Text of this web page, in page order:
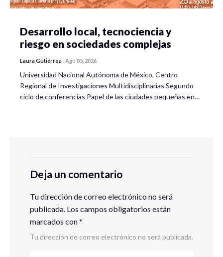
Desarrollo local, tecnociencia y
riesgo en sociedades complejas
Laura Gutiérrez - Ago 05, 2026
Universidad Nacional Autónoma de México, Centro
Regional de Investigaciones Multidisciplinarias Segundo
ciclo de conferencias Papel de las ciudades pequeñas en…
Deja un comentario
Tu dirección de correo electrónico no será
publicada. Los campos obligatorios están
marcados con*
Tu dirección de correo electrónico no será publicada.